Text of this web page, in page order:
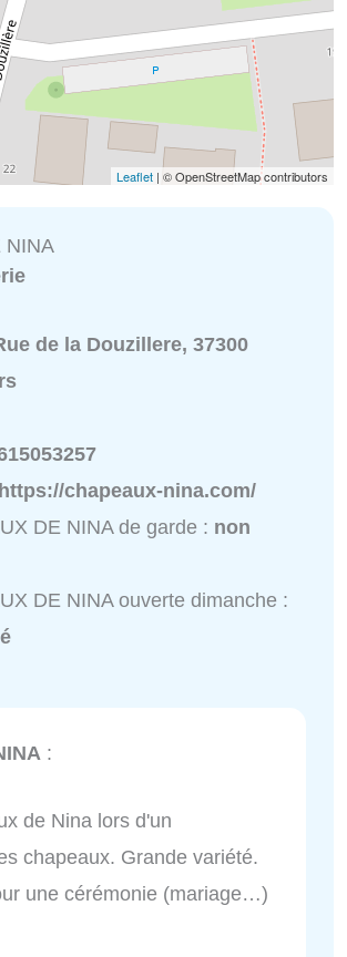
Leaflet | © OpenStreetMap contributors
NINA
de la Douzillere, 37300
https://chapeaux-nina.com/
DE NINA de garde : non
DE NINA ouverte dimanche :
:
de Nina lors d'un
chapeaux. Grande variété.
une cérémonie (mariage…)